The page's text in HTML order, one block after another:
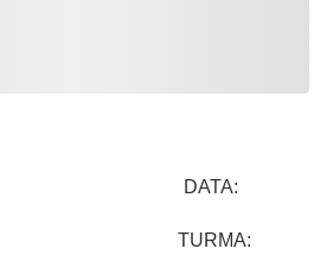
DATA:
TURMA: